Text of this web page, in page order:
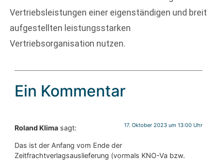
Vertriebsleistungen einer eigenständigen und breit
aufgestellten leistungsstarken
Vertriebsorganisation nutzen.
Ein Kommentar
Roland Klima sagt: 17. Oktober 2023 um 13:00 Uhr
Das ist der Anfang vom Ende der
Zeitfrachtverlagsauslieferung (vormals KNO-Va bzw.